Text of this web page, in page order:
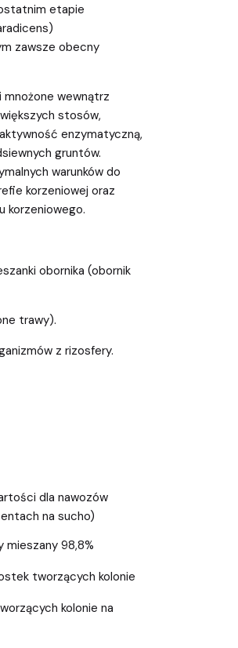
etapie
zawsze obecny
wewnątrz
stosów,
enzymatyczną,
gruntów.
warunków do
korzeniowej oraz
korzeniowego.
obornika (obornik
trawy).
z rizosfery.
dla nawozów
na sucho)
mieszany 98,8%
tworzących kolonie
kolonie na